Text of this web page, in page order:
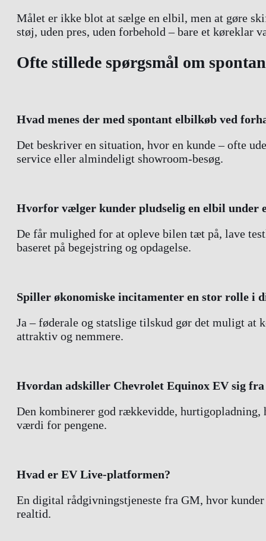
Målet er ikke blot at sælge en elbil, men at gøre
støj, uden pres, uden forbehold – bare et køreklar
Ofte stillede spørgsmål om
Hvad menes der med spontant elbilkøb ved
Det beskriver en situation, hvor en kunde – ofte
service eller almindeligt showroom-besøg.
Hvorfor vælger kunder pludselig en elbil under
De får mulighed for at opleve bilen tæt på, lave
baseret på begejstring og opdagelse.
Spiller økonomiske incitamenter en stor rolle i
Ja – føderale og statslige tilskud gør det muligt
attraktiv og nemmere.
Hvordan adskiller Chevrolet Equinox EV sig
Den kombinerer god rækkevidde,
værdi for pengene.
Hvad er EV Live-platformen?
En digital rådgivningstjeneste fra GM, hvor
realtid.